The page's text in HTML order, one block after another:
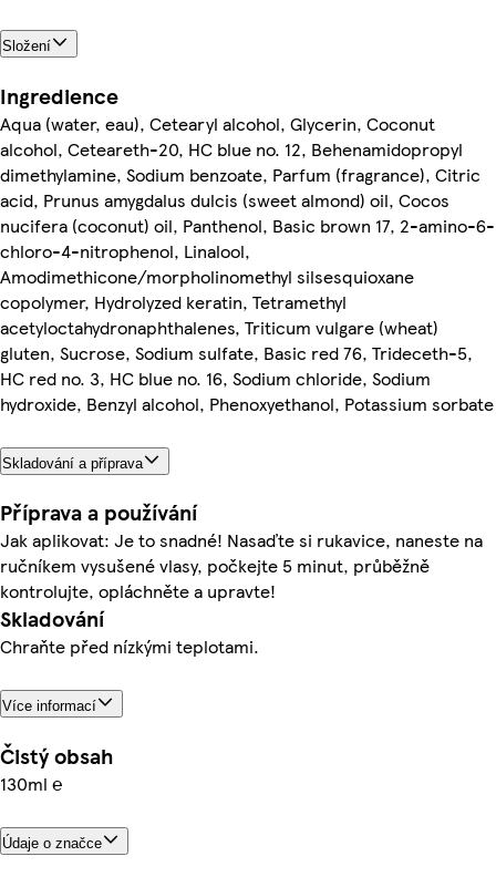
Složení
Ingredience
Aqua (water, eau), Cetearyl alcohol, Glycerin, Coconut
alcohol, Ceteareth-20, HC blue no. 12, Behenamidopropyl
dimethylamine, Sodium benzoate, Parfum (fragrance), Citric
acid, Prunus amygdalus dulcis (sweet almond) oil, Cocos
nucifera (coconut) oil, Panthenol, Basic brown 17, 2-amino-6-
chloro-4-nitrophenol, Linalool,
Amodimethicone/morpholinomethyl silsesquioxane
copolymer, Hydrolyzed keratin, Tetramethyl
acetyloctahydronaphthalenes, Triticum vulgare (wheat)
gluten, Sucrose, Sodium sulfate, Basic red 76, Trideceth-5,
HC red no. 3, HC blue no. 16, Sodium chloride, Sodium
hydroxide, Benzyl alcohol, Phenoxyethanol, Potassium sorbate
Skladování a příprava
Příprava a používání
Jak aplikovat: Je to snadné! Nasaďte si rukavice, naneste na
ručníkem vysušené vlasy, počkejte 5 minut, průběžně
kontrolujte, opláchněte a upravte!
Skladování
Chraňte před nízkými teplotami.
Více informací
Čistý obsah
130ml ℮
Údaje o značce